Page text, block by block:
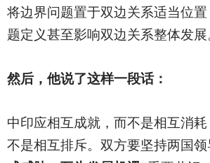
将边界问题置于双边关系适当位
题定义甚至影响双边关系整体发展
然后，他说了这样一段话：
中印应相互成就，而不是相互消
不是相互排斥。双方要坚持两国领